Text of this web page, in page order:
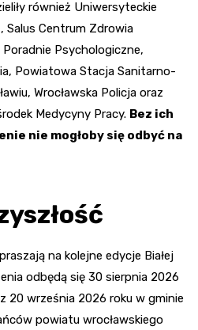
również Uniwersyteckie
Centrum Zdrowia
Psychologiczne,
Powiatowa Stacja Sanitarno-
Wrocławska Policja oraz
Medycyny Pracy. Bez ich
nie mogłoby się odbyć na
na kolejne edycje Białej
odbędą się 30 sierpnia 2026
20 września 2026 roku w gminie
powiatu wrocławskiego